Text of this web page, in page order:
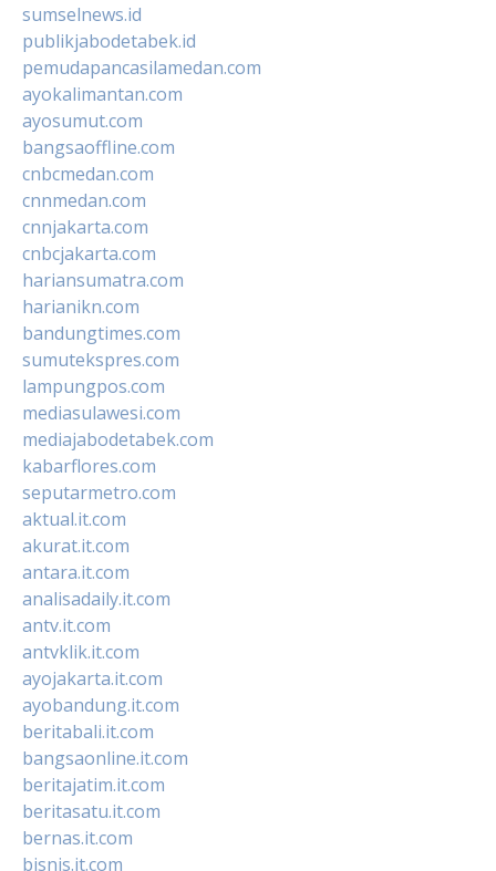
sumselnews.id
publikjabodetabek.id
pemudapancasilamedan.com
ayokalimantan.com
ayosumut.com
bangsaoffline.com
cnbcmedan.com
cnnmedan.com
cnnjakarta.com
cnbcjakarta.com
hariansumatra.com
harianikn.com
bandungtimes.com
sumutekspres.com
lampungpos.com
mediasulawesi.com
mediajabodetabek.com
kabarflores.com
seputarmetro.com
aktual.it.com
akurat.it.com
antara.it.com
analisadaily.it.com
antv.it.com
antvklik.it.com
ayojakarta.it.com
ayobandung.it.com
beritabali.it.com
bangsaonline.it.com
beritajatim.it.com
beritasatu.it.com
bernas.it.com
bisnis.it.com